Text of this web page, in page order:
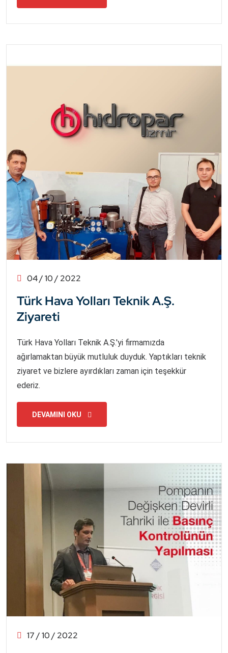
04 / 10 / 2022
Türk Hava Yolları Teknik A.Ş.
Ziyareti
Türk Hava Yolları Teknik A.Ş.'yi firmamızda
ağırlamaktan büyük mutluluk duyduk. Yaptıkları teknik
ziyaret ve bizlere ayırdıkları zaman için teşekkür
ederiz.
DEVAMINI OKU
17 / 10 / 2022